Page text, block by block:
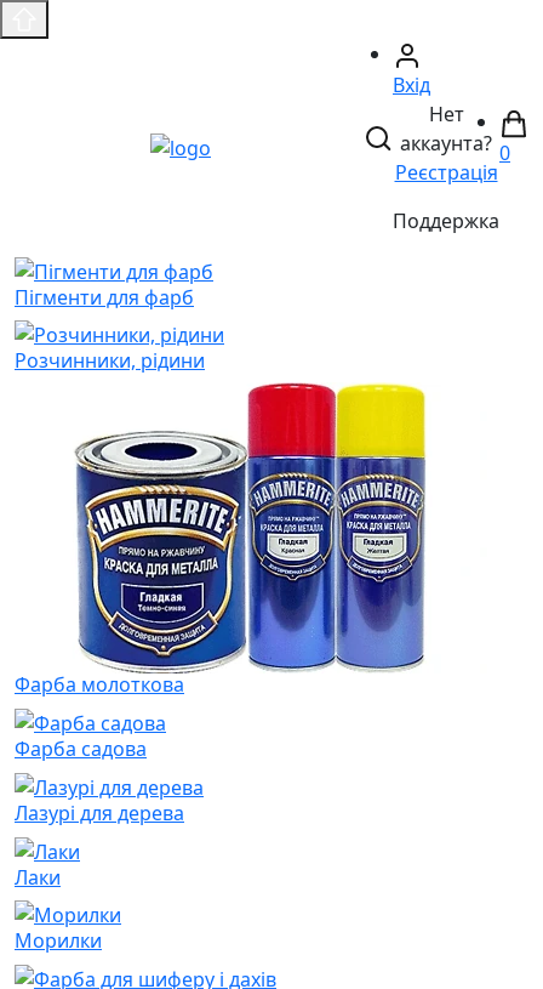
Вхід
Нет
аккаунта?
Реєстрація
Поддержка
0
Пігменти для фарб
Розчинники, рідини
Фарба молоткова
Фарба садова
Лазурі для дерева
Лаки
Морилки